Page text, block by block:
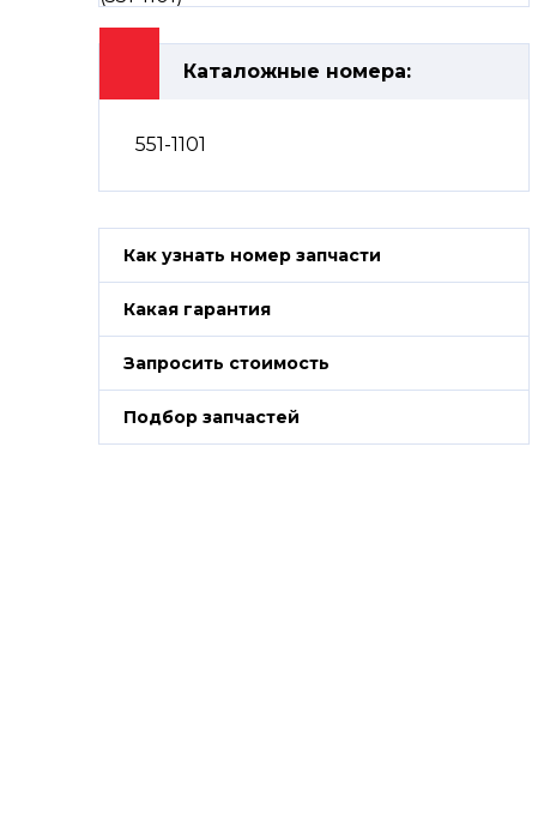
Каталожные номера:
551-1101
Как узнать номер запчасти
Какая гарантия
Запросить стоимость
Подбор запчастей